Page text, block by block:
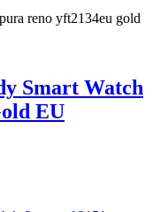
Smart Watch
EU